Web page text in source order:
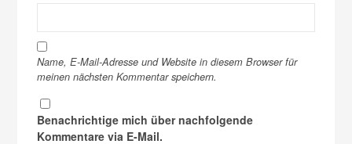
Name, E-Mail-Adresse und Website in diesem Browser für
meinen nächsten Kommentar speichern.
Benachrichtige mich über nachfolgende
Kommentare via E-Mail.